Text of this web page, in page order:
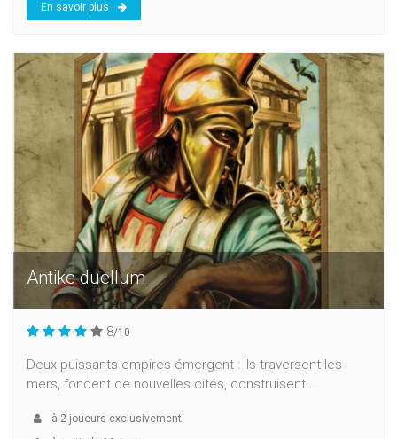
En savoir plus
Antike duellum
8/10
Deux puissants empires émergent : Ils traversent les
mers, fondent de nouvelles cités, construisent...
à 2 joueurs exclusivement